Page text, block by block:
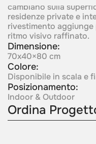
cambiano sulla
residenze private e
rivestimento
ritmo visivo raffinato.
Dimensione:
70x40×80 cm
Colore:
Disponibile in scala e
Posizionamento:
Indoor & Outdoor
Ordina